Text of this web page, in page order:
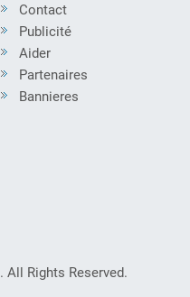
Contact
Publicité
Aider
Partenaires
Bannieres
. All Rights Reserved.